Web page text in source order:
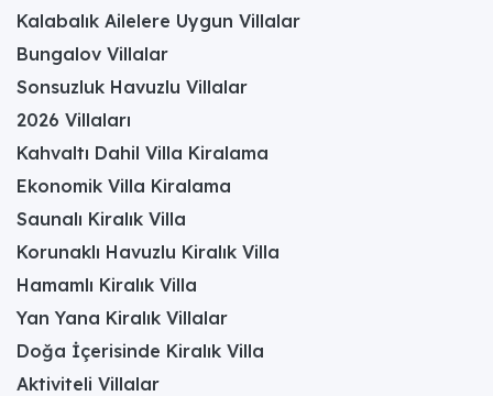
Kalabalık Ailelere Uygun Villalar
Bungalov Villalar
Sonsuzluk Havuzlu Villalar
2026 Villaları
Kahvaltı Dahil Villa Kiralama
Ekonomik Villa Kiralama
Saunalı Kiralık Villa
Korunaklı Havuzlu Kiralık Villa
Hamamlı Kiralık Villa
Yan Yana Kiralık Villalar
Doğa İçerisinde Kiralık Villa
Aktiviteli Villalar